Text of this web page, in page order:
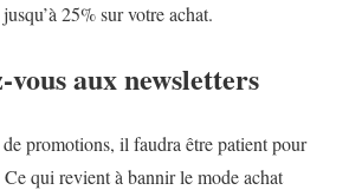
25% sur votre achat.
aux newsletters
promotions, il faudra être patient pour
qui revient à bannir le mode achat